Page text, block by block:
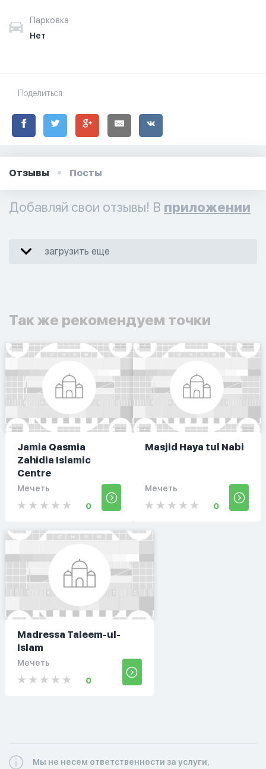
Парковка
Нет
Поделиться:
Отзывы Посты
Добавляй свои отзывы! В приложении
загрузить еще
Так же рекомендуем точки
Jamia Qasmia
Zahidia Islamic
Centre
Мечеть
0
Masjid Haya tul Nabi
Мечеть
0
Madressa Taleem-ul-
Islam
Мечеть
0
Мы не несем ответственности за услуги,